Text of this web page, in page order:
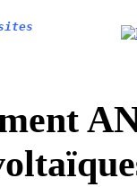
sites